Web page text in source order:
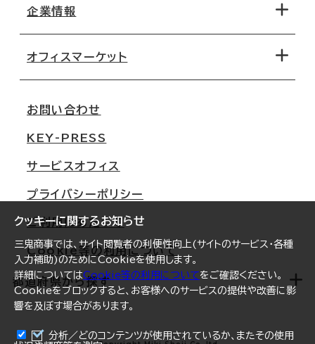
クッキーに関するお知らせ
三鬼商事では、サイト閲覧者の利便性向上(サイトのサービス・各種
入力補助)のためにCookieを使用します。
詳細についてはCookie等の利用についてをご確認ください。
Cookieをブロックすると、お客様へのサービスの提供や改善に影
響を及ぼす場合があります。
分析／どのコンテンツが使用されているか、またその使用
地図から探す
路線・駅から探す
移転コストシミュレーション
移転スケジュール
オフィス移転Q&A
企業情報
オフィスマーケット
大阪
名古屋
札幌
仙台
横浜
福岡
オフィスリポート
ログイン
お問い合わせ
KEY-PRESS
サービスオフィス
プライバシーポリシー
ご利用にあたって
Cookie等の利用について
都道府県から探す